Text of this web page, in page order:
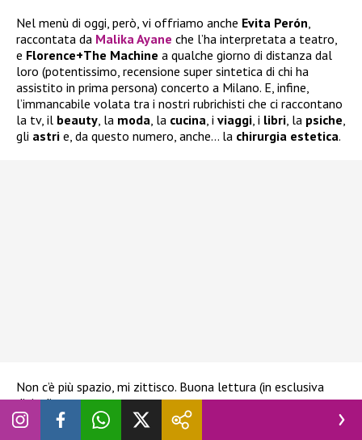
Nel menù di oggi, però, vi offriamo anche Evita Perón,
raccontata da Malika Ayane che l’ha interpretata a teatro,
e Florence+The Machine a qualche giorno di distanza dal
loro (potentissimo, recensione super sintetica di chi ha
assistito in prima persona) concerto a Milano. E, infine,
l’immancabile volata tra i nostri rubrichisti che ci raccontano
la tv, il beauty, la moda, la cucina, i viaggi, i libri, la psiche,
gli astri e, da questo numero, anche… la chirurgia estetica.
Non c’è più spazio, mi zittisco. Buona lettura (in esclusiva
digital).